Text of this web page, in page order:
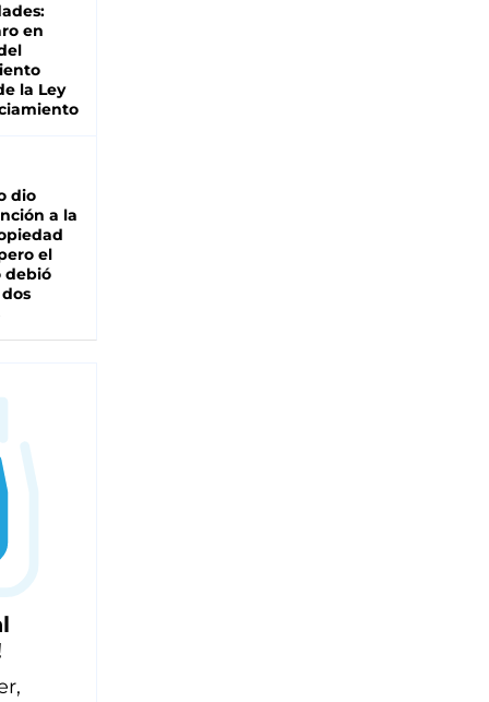
en
la Ley
dio
a la
el
debió